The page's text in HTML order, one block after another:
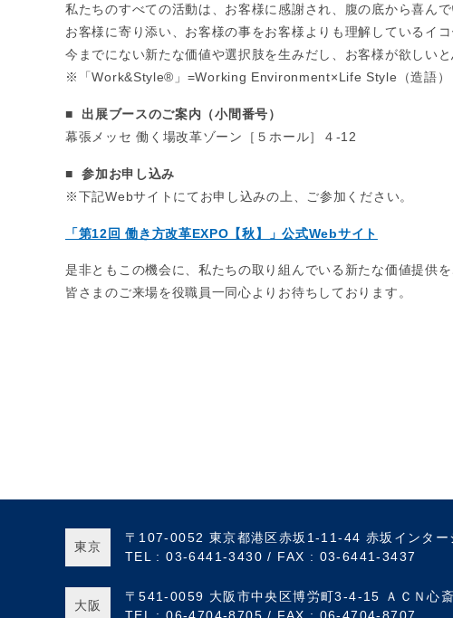
私たちのすべての活動は、お客様に感謝され、腹の底から喜ん
お客様に寄り添い、お客様の事をお客様よりも理解しているイコ
今までにない新たな価値や選択肢を生みだし、お客様が欲しい
※「Work&Style®」=Working Environment×Life Style（造語）
■ 出展ブースのご案内（小間番号）
幕張メッセ 働く場改革ゾーン［５ホール］４-12
■参加お申し込み
※下記Webサイトにてお申し込みの上、ご参加ください。
「第12回 働き方改革EXPO【秋】」公式Webサイト
是非ともこの機会に、私たちの取り組んでいる新たな価値提供
皆さまのご来場を役職員一同心よりお待ちしております。
東京
〒107-0052 東京都港区赤坂1-11-44 赤坂インター
TEL : 03-6441-3430 / FAX : 03-6441-3437
大阪
〒541-0059 大阪市中央区博労町3-4-15
ＡＣＮ心
TEL : 06-4704-8705 / FAX : 06-4704-8707